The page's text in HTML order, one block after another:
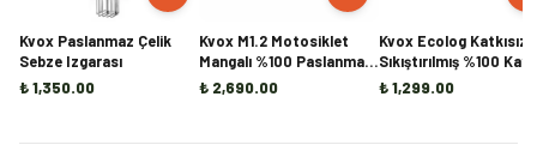
Kvox Paslanmaz Çelik
Sebze Izgarası
₺ 1,350.00
Kvox M1.2 Motosiklet
Mangalı %100 Paslanmaz
Çelik
₺ 2,690.00
Kvox Ecolog Katkısız
Sıkıştırılmış %100
Briket Şömine ve
₺ 1,299.00